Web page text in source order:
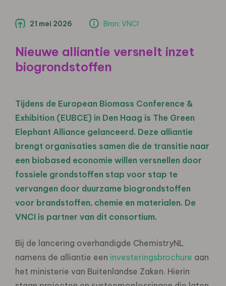
21 mei 2026 Bron: VNCI
Nieuwe alliantie versnelt inzet
biogrondstoffen
Tijdens de European Biomass Conference &
Exhibition (EUBCE) in Den Haag is The Green
Elephant Alliance gelanceerd. Deze alliantie
brengt organisaties samen die de transitie naar
een biobased economie willen versnellen door
fossiele grondstoffen stap voor stap te
vervangen door duurzame biogrondstoffen
voor brandstoffen, chemie en materialen. De
VNCI is partner van dit consortium.
Bij de lancering overhandigde ChemistryNL
namens de alliantie een investeringsbrochure aan
het ministerie van Buitenlandse Zaken. Hierin